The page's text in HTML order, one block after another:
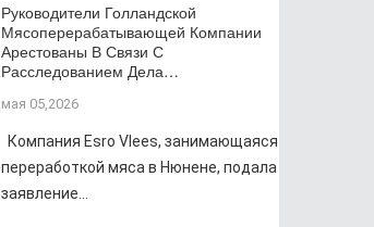
Руководители Голландской
Мясоперерабатывающей Компании
Арестованы В Связи С
Расследованием Дела…
мая 05,2026
Компания Esro Vlees, занимающаяся
переработкой мяса в Нюнене, подала
заявление...